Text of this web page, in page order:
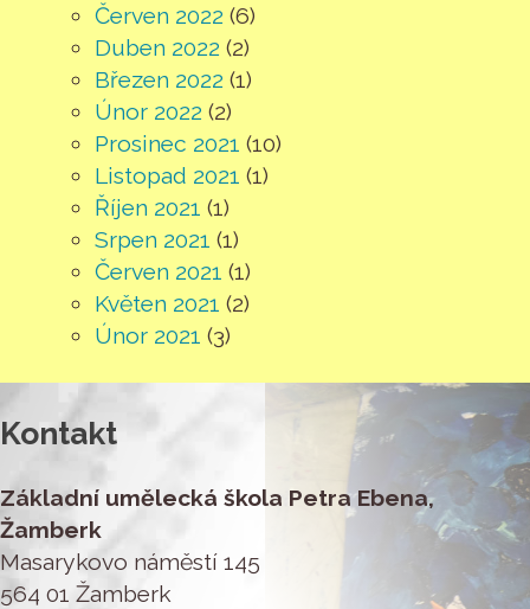
Červen 2022 (6)
Duben 2022 (2)
Březen 2022 (1)
Únor 2022 (2)
Prosinec 2021 (10)
Listopad 2021 (1)
Říjen 2021 (1)
Srpen 2021 (1)
Červen 2021 (1)
Květen 2021 (2)
Únor 2021 (3)
Kontakt
Základní umělecká škola Petra Ebena,
Žamberk
Masarykovo náměstí 145
564 01 Žamberk